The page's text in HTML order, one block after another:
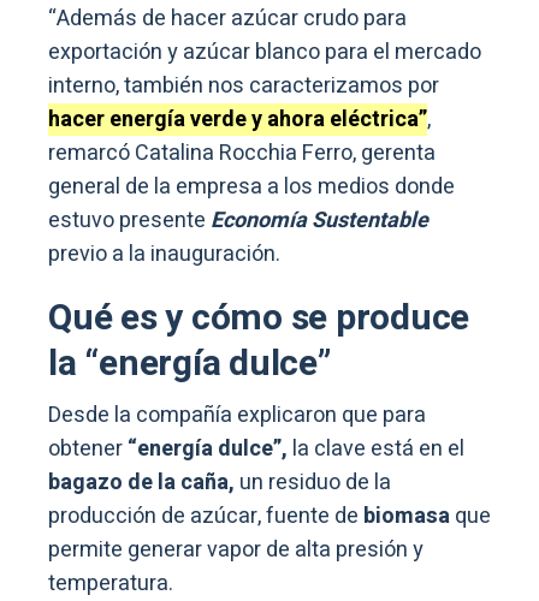
“Además de hacer azúcar crudo para
exportación y azúcar blanco para el mercado
interno, también nos caracterizamos por
hacer energía verde y ahora eléctrica”,
remarcó Catalina Rocchia Ferro, gerenta
general de la empresa a los medios donde
estuvo presente Economía Sustentable
previo a la inauguración.
Qué es y cómo se produce
la “energía dulce”
Desde la compañía explicaron que para
obtener“energía dulce”, la clave está en el
bagazo de la caña, un residuo de la
producción de azúcar, fuente de biomasaque
permite generar vapor de alta presión y
temperatura.